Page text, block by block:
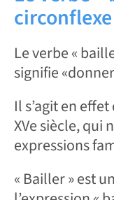
circonflexe
Le verbe «
signifie
Il s’agit en
XVe siècle, qui
expressions
« Bailler » est